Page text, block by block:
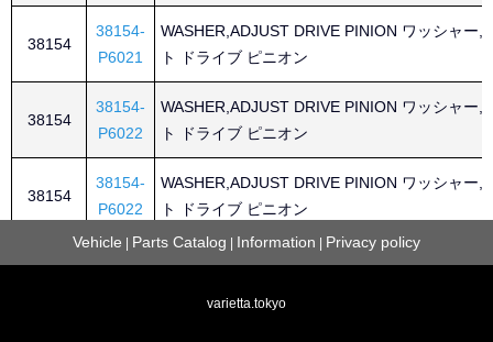
38154
38154-
P6021
WASHER,ADJUST DRIVE PINION ワッシャー,
ト ドライブ ピニオン
38154
38154-
P6022
WASHER,ADJUST DRIVE PINION ワッシャー,
ト ドライブ ピニオン
38154
38154-
P6022
WASHER,ADJUST DRIVE PINION ワッシャー,
ト ドライブ ピニオン
ト ドライブ ピニオン
Vehicle Parts Catalog Information Privacy policy
varietta.tokyo